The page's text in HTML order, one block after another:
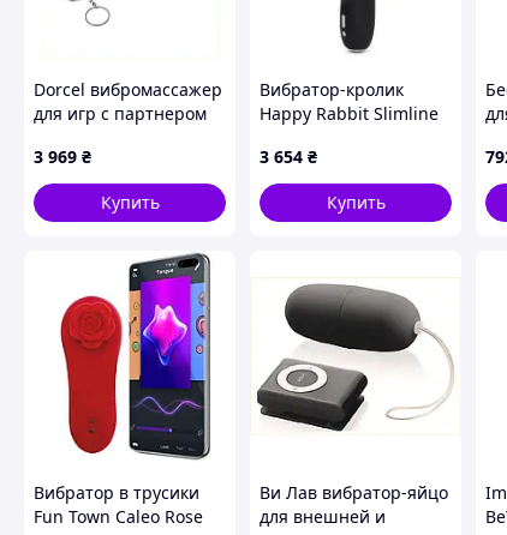
СПЕЦИФИКАЦИЯ:
- Материал: силикон
- Цвет:уточняйте у менеджера
- Общая длина вибратора: 20 см
- Функции: 10 типов вибрации
- Питание: Встроенный аккумулятор,
Dorcel вибромассажер
для игр с партнером
7K279C52
3 969 ₴
Купить
Вибратор-кролик
Happy Rabbit Slimline
3 654 ₴
Купить
Вибратор в трусики
Fun Town Caleo Rose
Ви Лав вибратор-яйцо
для внешней и